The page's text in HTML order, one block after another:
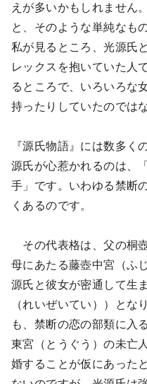
えが多いかもしれません
と、そのような単純なも
私が見るところ、光源氏
レックスを抱いていた人
るところで、いろいろな
持ったりしていたのでは
『源氏物語』には数多く
源氏が心惹かれるのは、
手」です。いわゆる禁断
くあるのです。
その代表格は、父の桐
母にあたる藤壺中宮（ふ
源氏と彼女が密通して生
（れいぜいてい））とな
も、禁断の恋の部類に入
東宮（とうぐう）の未亡
婚することが仮にあった